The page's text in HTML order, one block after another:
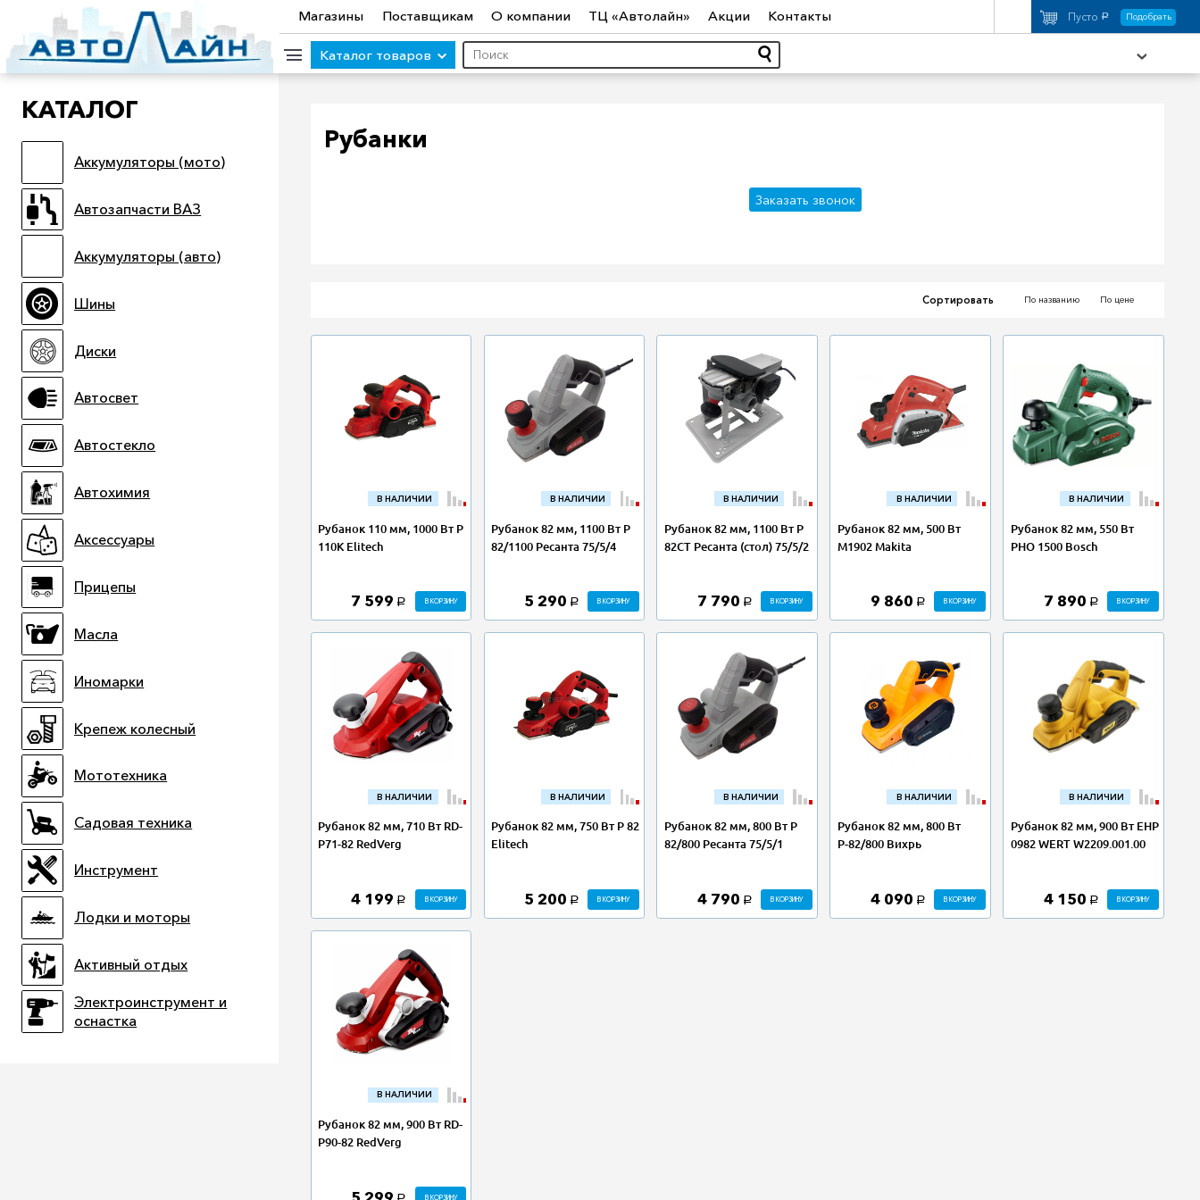
КАТЕГОРИИ ТОВАРОВ
Аккумуляторы (мото) Автозапчасти ВАЗ
Прицепы
Иномарки Лодки и моторы
Активный отдых
Электроинструмент и оснастка
Магазины Поставщикам О компании ТЦ «Автолайн» Акции Контакты Пусто a Подобрать
Каталог товаров
КАТАЛОГ
Аккумуляторы (мото)
Автозапчасти ВАЗ
Аккумуляторы (авто)
Шины
Диски
Автосвет
Автостекло
Автохимия
Аксессуары
Прицепы
Масла
Иномарки
Крепеж колесный
Мототехника
Садовая техника
Инструмент
Лодки и моторы
Активный отдых
Электроинструмент и
оснастка
Рубанки
Заказать звонок
Сортировать По названию По цене
В НАЛИЧИИ
Рубанок 110 мм, 1000 Вт Р
110К Elitech
7 599 a В КОРЗИНУ
В НАЛИЧИИ
Рубанок 82 мм, 1100 Вт Р
82/1100 Ресанта 75/5/4
5 290 a В КОРЗИНУ
В НАЛИЧИИ
Рубанок 82 мм, 1100 Вт Р
82СТ Ресанта (стол) 75/5/2
7 790 a В КОРЗИНУ
В НАЛИЧИИ
Рубанок 82 мм, 500 Вт
M1902 Makita
9 860 a В КОРЗИНУ
В НАЛИЧИИ
Рубанок 82 мм, 550 Вт
PHO 1500 Bosch
7 890 a В КОРЗИНУ
В НАЛИЧИИ
Рубанок 82 мм, 710 Вт RD-
P71-82 RedVerg
4 199 a В КОРЗИНУ
В НАЛИЧИИ
Рубанок 82 мм, 750 Вт Р 82
Elitech
5 200 a В КОРЗИНУ
В НАЛИЧИИ
Рубанок 82 мм, 800 Вт Р
82/800 Ресанта 75/5/1
4 790 a В КОРЗИНУ
В НАЛИЧИИ
Рубанок 82 мм, 800 Вт
Р-82/800 Вихрь
4 090 a В КОРЗИНУ
В НАЛИЧИИ
Рубанок 82 мм, 900 Вт EHP
0982 WERT W2209.001.00
4 150 a В КОРЗИНУ
В НАЛИЧИИ
Рубанок 82 мм, 900 Вт RD-
P90-82 RedVerg
В КОРЗИНУ